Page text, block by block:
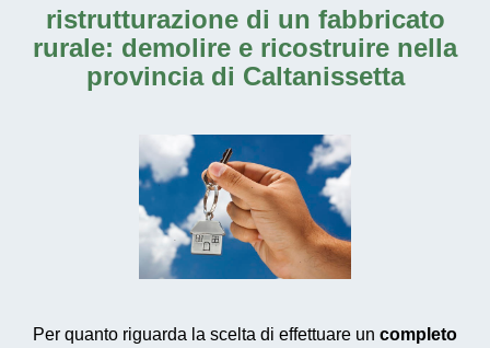
ristrutturazione di un fabbricato
rurale: demolire e ricostruire nella
provincia di Caltanissetta
Per quanto riguarda la scelta di effettuare un completo